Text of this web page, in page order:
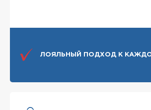
ЛОЯЛЬНЫЙ ПОДХОД К